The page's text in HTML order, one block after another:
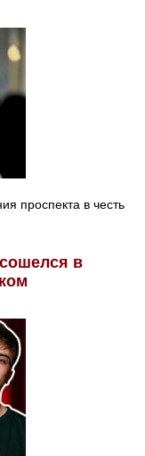
проспекта в честь
в